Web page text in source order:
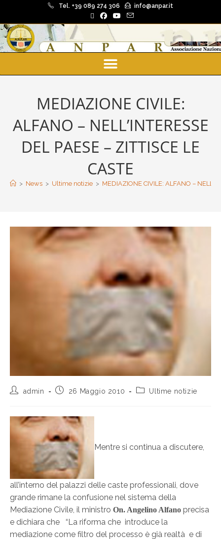
Tel. +39 089 274 306 info@anpar.it
MEDIAZIONE CIVILE:
ALFANO – NELL’INTERESSE
DEL PAESE – ZITTISCE LE
CASTE
> News > Ultime notizie > MEDIAZIONE CIVILE: ALFANO –
admin 26 Maggio 2010 Ultime notizie
Mentre si continua a discutere,
all’interno del palazzi delle caste professionali, dove
grande rimane la confusione nel sistema della
Mediazione Civile, il ministro On. Angelino Alfano precisa
e dichiara che “La riforma che introduce la
mediazione come filtro del processo è già realtà e di